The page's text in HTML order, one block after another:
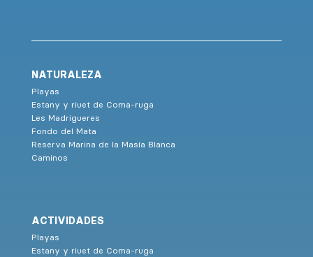
NATURALEZA
Playas
Estany y riuet de Coma-ruga
Les Madrigueres
Fondo del Mata
Reserva Marina de la Masía Blanca
Caminos
ACTIVIDADES
Playas
Estany y riuet de Coma-ruga